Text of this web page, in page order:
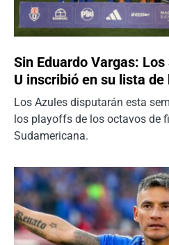
Sin Eduardo Vargas:
U inscribió en su lista de
Los Azules disputarán esta
los playoffs de los octavos de
Sudamericana.